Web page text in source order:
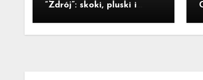
“Zdrój”: skoki, pluski i